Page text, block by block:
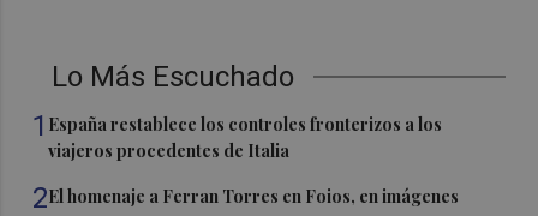
Lo Más Escuchado
1 España restablece los controles fronterizos a los
viajeros procedentes de Italia
2El homenaje a Ferran Torres en Foios, en imágenes